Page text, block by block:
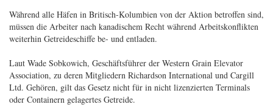
Während alle Häfen in Britisch-Kolumbien von der Aktion betroffen sind,
müssen die Arbeiter nach kanadischem Recht während Arbeitskonflikten
weiterhin Getreideschiffe be- und entladen.
Laut Wade Sobkowich, Geschäftsführer der Western Grain Elevator
Association, zu deren Mitgliedern Richardson International und Cargill
Ltd. Gehören, gilt das Gesetz nicht für in nicht lizenzierten Terminals
oder Containern gelagertes Getreide.